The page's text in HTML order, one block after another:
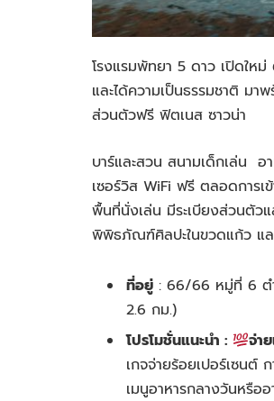
โรงแรมพัทยา 5 ดาว เปิดให
และได้ความเป็นธรรมชาติ ม
ส่วนตัวฟรี ฟิตเนส ซาวน่า
บาร์และสวน สนามเด็กเล่น อ
เซอร์วิส WiFi ฟรี ตลอดการ
พื้นที่นั่งเล่น มีระเบียงส่วนตัว
พิพิธภัณฑ์ศิลปะในขวดแก้ว แล
ที่อยู่ : 66/66 หมู่ที่ 6 ตํ
2.6 กม.)
โปรโมชั่นแนะนำ :
จ่า
เกจจ่ายร้อยเปอร์เซนต์
เมนูอาหารกลางวันหรืออ